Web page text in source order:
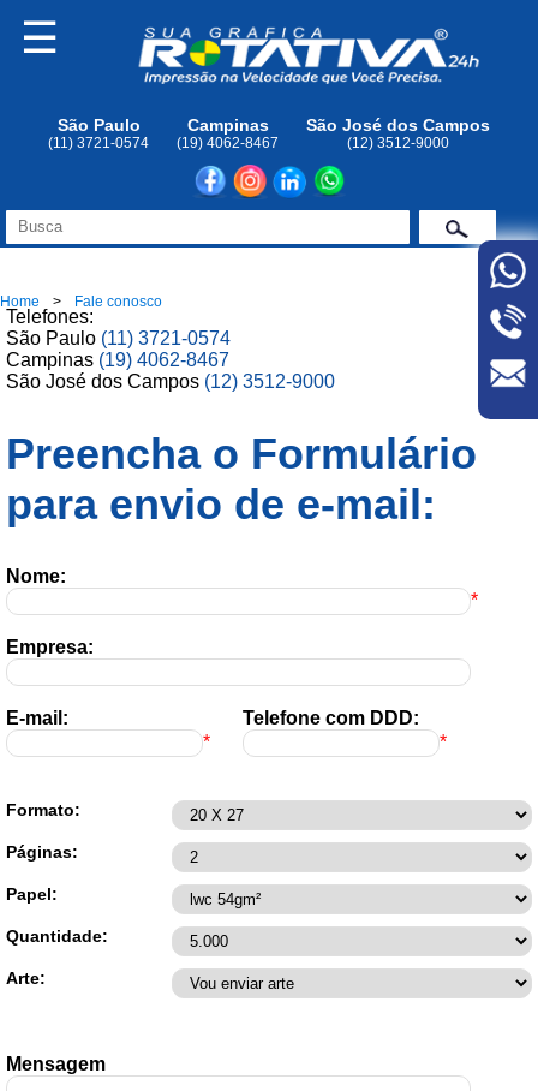
São Paulo
(11) 3721-0574
Campinas
(19) 4062-8467
São José dos Campos
(12) 3512-9000
☰
Home Fale conosco
Telefones:
São Paulo (11) 3721-0574
Campinas (19) 4062-8467
São José dos Campos (12) 3512-9000
Preencha o Formulário
para envio de e-mail:
Nome:
*
Empresa:
E-mail:
*
Telefone com DDD:
*
Formato:
Páginas:
Papel:
Quantidade:
Arte:
Mensagem